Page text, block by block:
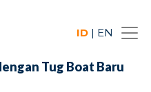
ID | EN
Tug Boat Baru